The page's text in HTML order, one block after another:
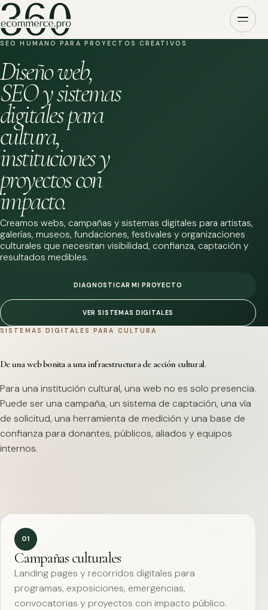
SEO HUMANO PARA PROYECTOS CREATIVOS
Diseño web,
SEO y sistemas
digitales para
cultura,
instituciones y
proyectos con
impacto.
Creamos webs, campañas y sistemas digitales para artistas,
galerías, museos, fundaciones, festivales y organizaciones
culturales que necesitan visibilidad, confianza, captación y
resultados medibles.
DIAGNOSTICAR MI PROYECTO
VER SISTEMAS DIGITALES
SISTEMAS DIGITALES PARA CULTURA
De una web bonita a una infraestructura de acción cultural.
Para una institución cultural, una web no es solo presencia.
Puede ser una campaña, un sistema de captación, una vía
de solicitud, una herramienta de medición y una base de
confianza para donantes, públicos, aliados y equipos
internos.
01
Campañas culturales
Landing pages y recorridos digitales para
programas, exposiciones, emergencias,
convocatorias y proyectos con impacto público.